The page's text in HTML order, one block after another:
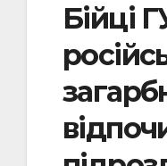
Бійці